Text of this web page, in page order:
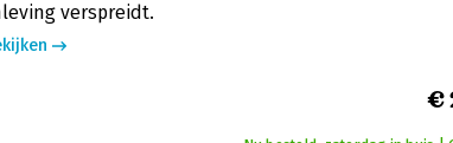
verspreidt.
€